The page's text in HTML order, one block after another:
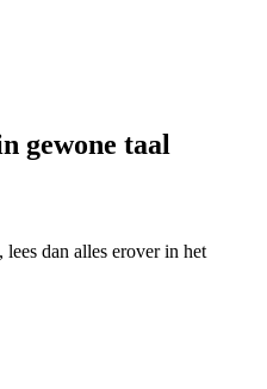
gewone taal
dan alles erover in het